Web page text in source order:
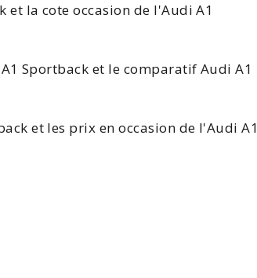
et la coteoccasion de l'Audi A1
Sportback et le comparatif Audi A1
et les prix en occasion de l'Audi A1